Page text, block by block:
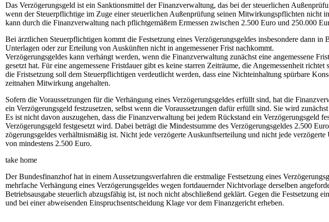
Das Verzögerungsgeld ist ein Sanktionsmittel der Finanzverwaltung, das bei der steuerlichen
wenn der Steuerpflichtige im Zuge einer steuerlichen Außenprüfung seinen Mitwirkungspflichten nicht
kann durch die Finanzverwaltung nach pflichtgemäßem Ermessen zwischen 2.500 Euro und 250.000
Bei ärztlichen Steuerpflichtigen kommt die Festsetzung eines Verzögerungsgeldes insbesondere dann
Unterlagen oder zur Erteilung von Auskünften nicht in angemessener Frist nachkommt.
Verzögerungsgeldes kann verhängt werden, wenn die Finanzverwaltung zunächst eine angemessene
gesetzt hat. Für eine angemessene Fristdauer gibt es keine starren Zeiträume, die Angemessenheit
die Fristsetzung soll dem Steuerpflichtigen verdeutlicht werden, dass eine Nichteinhaltung spürbare
zeitnahen Mit­wirkung angehalten.
Sofern die Voraussetzungen für die Verhängung eines Verzögerungsgeldes erfüllt sind, hat die
ein Verzögerungsgeld festzusetzen, selbst wenn die Voraussetzungen dafür erfüllt sind. Sie wird
Es ist nicht davon auszugehen, dass die Finanzverwaltung bei jedem Rückstand ein Verzögerungsgeld
Verzögerungsgeld festgesetzt wird. Dabei beträgt die Mindestsumme des Verzögerungsgeldes 2.500
zögerungsgeldes verhältnismäßig ist. Nicht jede verzögerte Auskunftserteilung und nicht jede
von mindestens 2.500 Euro.
take home
Der Bundesfinanzhof hat in einem Aussetzungsverfahren die erstmalige Fest­setzung eines
mehrfache Verhängung eines Verzögerungsgeldes wegen fortdauernder Nichtvorlage derselben
Betriebsausgabe steuerlich abzugsfähig ist, ist noch nicht abschließend geklärt. Gegen die Festsetzung
und bei einer abweisenden Einspruchsentscheidung Klage vor dem Finanzgericht erheben.